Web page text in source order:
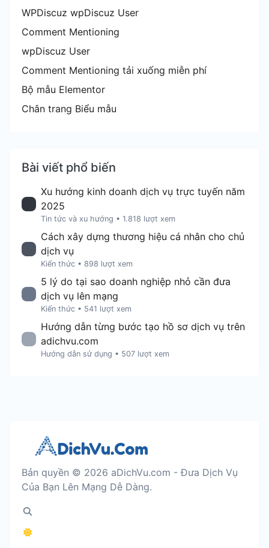
WPDiscuz wpDiscuz User
Comment Mentioning
wpDiscuz User
Comment Mentioning tải xuống miễn phí
Bộ mẫu Elementor
Chân trang Biểu mẫu
Bài viết phổ biến
Xu hướng kinh doanh dịch vụ trực tuyến năm
2025
Tin tức và xu hướng • 1.818 lượt xem
Cách xây dựng thương hiệu cá nhân cho chủ
dịch vụ
Kiến thức • 898 lượt xem
5 lý do tại sao doanh nghiệp nhỏ cần đưa
dịch vụ lên mạng
Kiến thức • 541 lượt xem
Hướng dẫn từng bước tạo hồ sơ dịch vụ trên
adichvu.com
Hướng dẫn sử dụng • 507 lượt xem
Bản quyền © 2026 aDichVu.com - Đưa Dịch Vụ
Của Bạn Lên Mạng Dễ Dàng.